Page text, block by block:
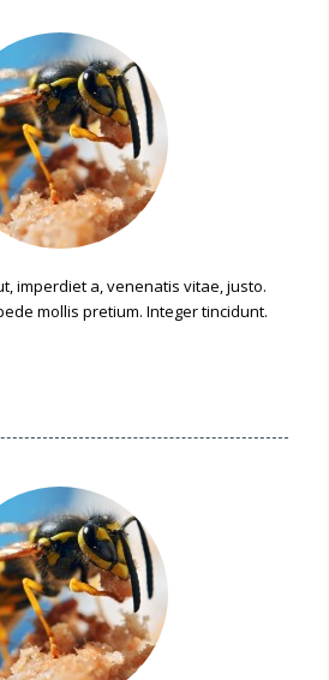
imperdiet a, venenatis vitae, justo.
mollis pretium. Integer tincidunt.